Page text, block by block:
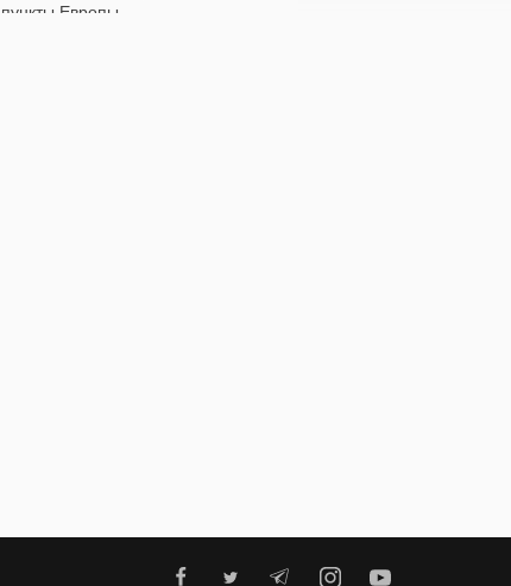
пункты Европы